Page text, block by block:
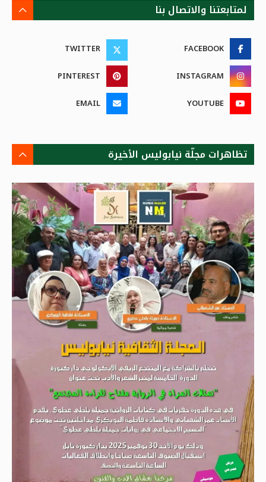
لمتابعتنا والاتصال بنا
FACEBOOK
TWITTER
INSTAGRAM
PINTEREST
YOUTUBE
EMAIL
تظاهرات مجلّة نيابوليس الأخيرة